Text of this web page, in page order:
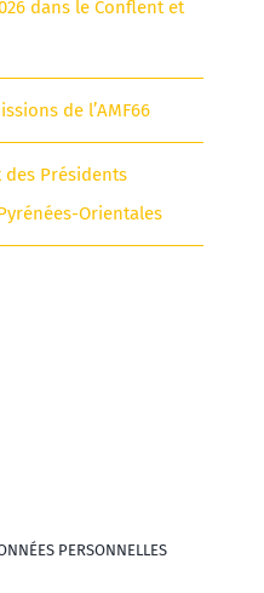
dans le Conflent et
de l’AMF66
des Présidents
Orientales
PERSONNELLES